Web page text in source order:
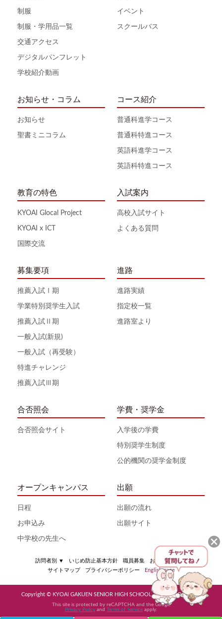
制服
制服・学用品一覧
交通アクセス
デジタルパンフレット
学校紹介動画
イベント
スクールバス
お知らせ・コラム
お知らせ
聖書ミニコラム
コース紹介
普通科進学コース
普通科特進コース
英語科進学コース
英語科特進コース
教育の特色
KYOAI Glocal Project
KYOAI x ICT
国際交流
入試案内
高校入試サイト
よくある質問
募集要項
推薦入試Ⅰ期
学業特別奨学生入試
推薦入試Ⅱ期
一般入試(新規)
一般入試（再受験）
特進チャレンジ
推薦入試Ⅲ期
進路
進路実績
指定校一覧
進路室より
合否照会
合否照会サイト
学費・奨学金
入学後の学費
特別奨学生制度
公的機関の奨学金制度
オープンキャンパス
日程
お申込み
中学校の先生へ
出願
出願の流れ
出願サイト
訪問者別 ▼ いじめ防止基本方針 職員募集
お問い合わせ
サイトマップ
プライバシーポリシー English page
Copyright © KYOAI GAKUEN SENIOR HIGH SCHOOL All Rights Reserved
This site is protected by reCAPTCHA and the Google
Privacy Policy and Terms of Service apply.